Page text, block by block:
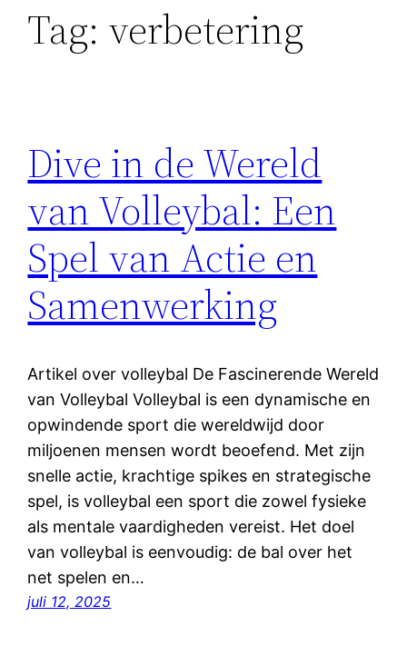
Tag: verbetering
Dive in de Wereld
van Volleybal: Een
Spel van Actie en
Samenwerking
Artikel over volleybal De Fascinerende Wereld
van Volleybal Volleybal is een dynamische en
opwindende sport die wereldwijd door
miljoenen mensen wordt beoefend. Met zijn
snelle actie, krachtige spikes en strategische
spel, is volleybal een sport die zowel fysieke
als mentale vaardigheden vereist. Het doel
van volleybal is eenvoudig: de bal over het
net spelen en…
juli 12, 2025